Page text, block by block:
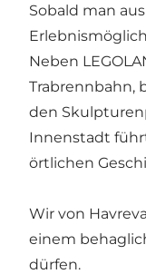
Sobald man
Neben
Trabrennbahn,
den
Innenstadt
örtlichen
Wir von
einem
dürfen.